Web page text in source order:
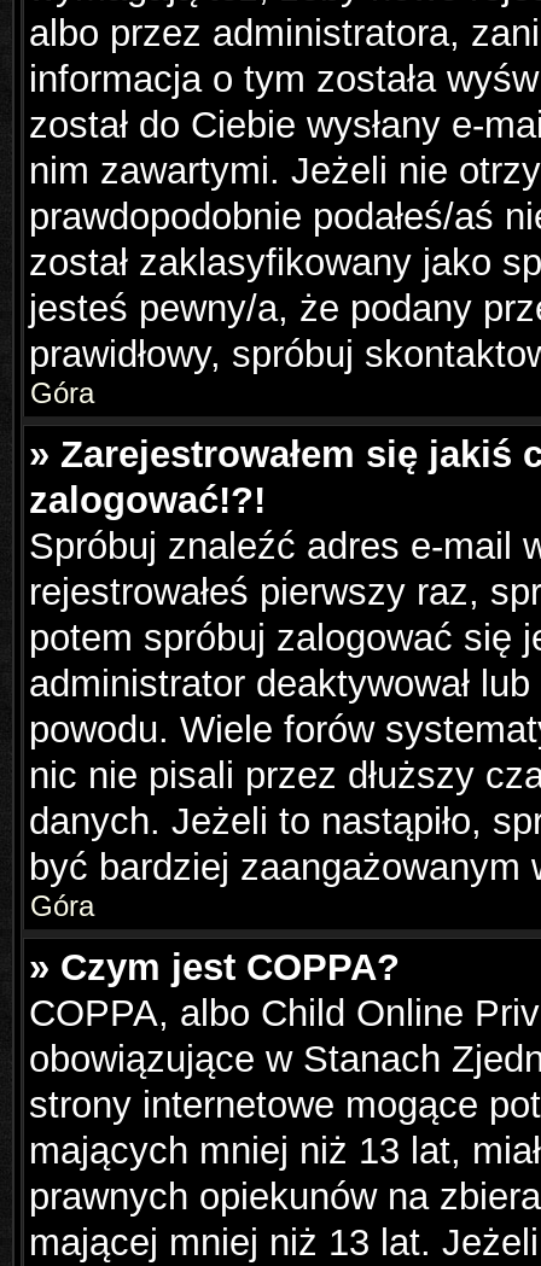
albo przez administratora,
informacja o tym została
został do Ciebie wysłany e-
nim zawartymi. Jeżeli nie
prawdopodobnie podałeś/aś
został zaklasyfikowany jako
jesteś pewny/a, że podany
prawidłowy, spróbuj
Góra
» Zarejestrowałem się jakiś
zalogować!?!
Spróbuj znaleźć adres e-mail
rejestrowałeś pierwszy raz,
potem spróbuj zalogować się
administrator deaktywował
powodu. Wiele forów
nic nie pisali przez dłuższy
danych. Jeżeli to nastąpiło,
być bardziej zaangażowanym
Góra
» Czym jest COPPA?
COPPA, albo Child Online
obowiązujące w Stanach
strony internetowe mogące
mających mniej niż 13 lat,
prawnych opiekunów na
mającej mniej niż 13 lat.